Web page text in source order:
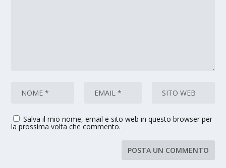
Salva il mio nome, email e sito web in questo browser per
la prossima volta che commento.